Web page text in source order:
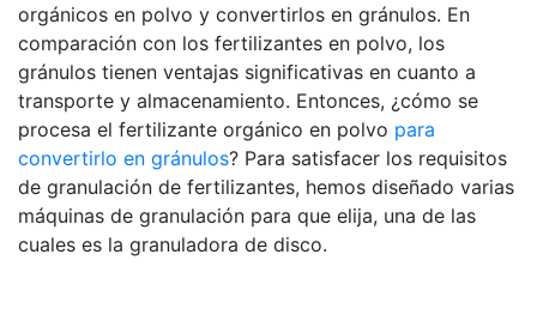
Fertilizer
Manufacturing?
orgánicos en polvo y convertirlos en gránulos. En
comparación con los fertilizantes en polvo, los
gránulos tienen ventajas significativas en cuanto a
transporte y almacenamiento. Entonces, ¿cómo se
procesa el fertilizante orgánico en polvo para
convertirlo en gránulos? Para satisfacer los requisitos
de granulación de fertilizantes, hemos diseñado varias
máquinas de granulación para que elija, una de las
cuales es la granuladora de disco.